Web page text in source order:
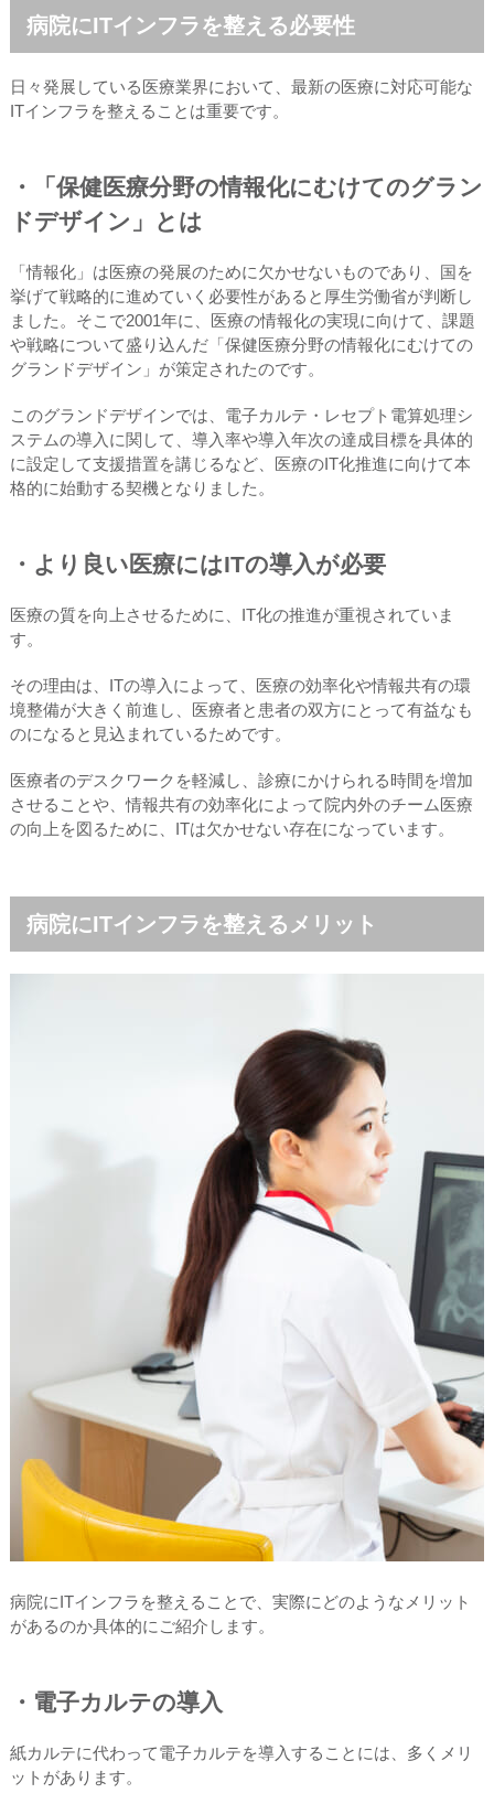
病院にITインフラを整える必要性
日々発展している医療業界において、最新の医療に対応可能な
ITインフラを整えることは重要です。
・「保健医療分野の情報化にむけてのグラン
ドデザイン」とは
「情報化」は医療の発展のために欠かせないものであり、国を
挙げて戦略的に進めていく必要性があると厚生労働省が判断し
ました。そこで2001年に、医療の情報化の実現に向けて、課題
や戦略について盛り込んだ「保健医療分野の情報化にむけての
グランドデザイン」が策定されたのです。
このグランドデザインでは、電子カルテ・レセプト電算処理シ
ステムの導入に関して、導入率や導入年次の達成目標を具体的
に設定して支援措置を講じるなど、医療のIT化推進に向けて本
格的に始動する契機となりました。
・より良い医療にはITの導入が必要
医療の質を向上させるために、IT化の推進が重視されていま
す。
その理由は、ITの導入によって、医療の効率化や情報共有の環
境整備が大きく前進し、医療者と患者の双方にとって有益なも
のになると見込まれているためです。
医療者のデスクワークを軽減し、診療にかけられる時間を増加
させることや、情報共有の効率化によって院内外のチーム医療
の向上を図るために、ITは欠かせない存在になっています。
病院にITインフラを整えるメリット
病院にITインフラを整えることで、実際にどのようなメリット
があるのか具体的にご紹介します。
・電子カルテの導入
紙カルテに代わって電子カルテを導入することには、多くメリ
ットがあります。